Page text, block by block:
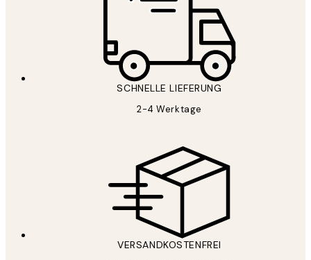
SCHNELLE LIEFERUNG
2-4 Werktage
VERSANDKOSTENFREI